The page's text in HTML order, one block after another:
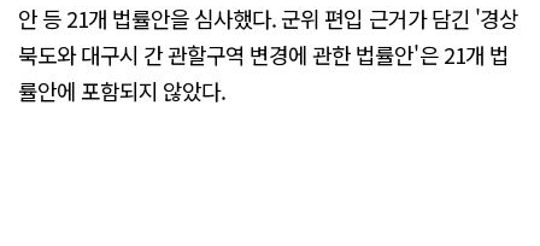
안 등 21개 법률안을 심사했다. 군위 편입 근거가 담긴 '경상
북도와 대구시 간 관할구역 변경에 관한 법률안'은 21개 법
률안에 포함되지 않았다.